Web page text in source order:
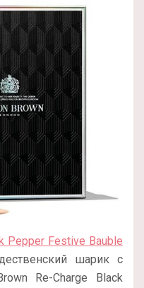
Pepper Festive Bauble
шарик с
Re-Charge Black